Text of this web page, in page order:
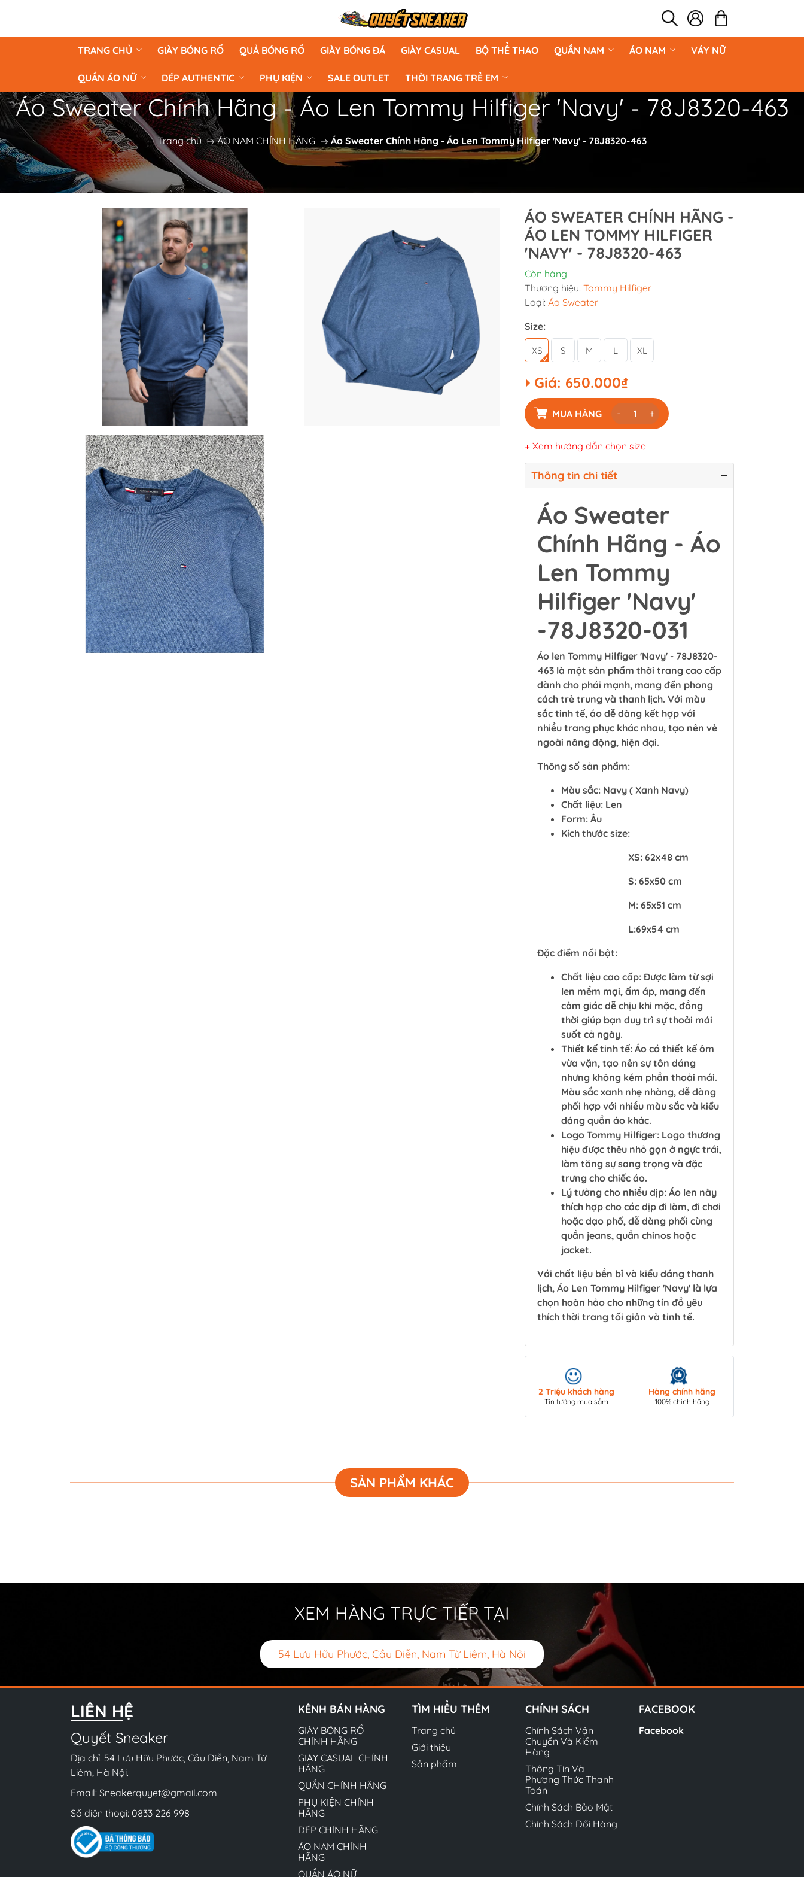
TRANG CHỦ GIÀY BÓNG RỔ QUẢ BÓNG RỔ GIÀY BÓNG ĐÁ GIÀY CASUAL BỘ THỂ THAO QUẦN NAM ÁO NAM VÁY NỮ
QUẦN ÁO NỮ DÉP AUTHENTIC PHỤ KIỆN SALE OUTLET THỜI TRANG TRẺ EM
Áo Sweater Chính Hãng - Áo Len Tommy Hilfiger 'Navy' - 78J8320-463
Trang chủ ÁO NAM CHÍNH HÃNG Áo Sweater Chính Hãng - Áo Len Tommy Hilfiger 'Navy' - 78J8320-463
ÁO SWEATER CHÍNH HÃNG -
ÁO LEN TOMMY HILFIGER
'NAVY' - 78J8320-463
Còn hàng
Thương hiệu: Tommy Hilfiger
Loại: Áo Sweater
Size:
XS S M L XL
Giá: 650.000₫
MUA HÀNG - +
+ Xem hướng dẫn chọn size
Thông tin chi tiết
Áo Sweater
Chính Hãng - Áo
Len Tommy
Hilfiger 'Navy'
-78J8320-031
Áo len Tommy Hilfiger 'Navy' - 78J8320-
463 là một sản phẩm thời trang cao cấp
dành cho phái mạnh, mang đến phong
cách trẻ trung và thanh lịch. Với màu
sắc tinh tế, áo dễ dàng kết hợp với
nhiều trang phục khác nhau, tạo nên vẻ
ngoài năng động, hiện đại.
Thông số sản phẩm:
Màu sắc: Navy ( Xanh Navy)
Chất liệu: Len
Form: Âu
Kích thước size:
XS: 62x48 cm
S: 65x50 cm
M: 65x51 cm
L:69x54 cm
Đặc điểm nổi bật:
Chất liệu cao cấp: Được làm từ sợi
len mềm mại, ấm áp, mang đến
cảm giác dễ chịu khi mặc, đồng
thời giúp bạn duy trì sự thoải mái
suốt cả ngày.
Thiết kế tinh tế: Áo có thiết kế ôm
vừa vặn, tạo nên sự tôn dáng
nhưng không kém phần thoải mái.
Màu sắc xanh nhẹ nhàng, dễ dàng
phối hợp với nhiều màu sắc và kiểu
dáng quần áo khác.
Logo Tommy Hilfiger: Logo thương
hiệu được thêu nhỏ gọn ở ngực trái,
làm tăng sự sang trọng và đặc
trưng cho chiếc áo.
Lý tưởng cho nhiều dịp: Áo len này
thích hợp cho các dịp đi làm, đi chơi
hoặc dạo phố, dễ dàng phối cùng
quần jeans, quần chinos hoặc
jacket.
Với chất liệu bền bỉ và kiểu dáng thanh
lịch, Áo Len Tommy Hilfiger 'Navy' là lựa
chọn hoàn hảo cho những tín đồ yêu
thích thời trang tối giản và tinh tế.
2 Triệu khách hàng
Tin tưởng mua sắm
Hàng chính hãng
100% chính hãng
SẢN PHẨM KHÁC
XEM HÀNG TRỰC TIẾP TẠI
54 Lưu Hữu Phước, Cầu Diễn, Nam Từ Liêm, Hà Nội
LIÊN HỆ
Quyết Sneaker
Địa chỉ: 54 Lưu Hữu Phước, Cầu Diễn, Nam Từ
Liêm, Hà Nội.
Email: Sneakerquyet@gmail.com
Số điện thoại: 0833 226 998
KÊNH BÁN HÀNG
GIÀY BÓNG RỔ
CHÍNH HÃNG
GIÀY CASUAL CHÍNH
HÃNG
QUẦN CHÍNH HÃNG
PHỤ KIỆN CHÍNH
HÃNG
DÉP CHÍNH HÃNG
ÁO NAM CHÍNH
HÃNG
QUẦN ÁO NỮ
TÌM HIỂU THÊM
Trang chủ
Giới thiệu
Sản phẩm
CHÍNH SÁCH
Chính Sách Vận
Chuyển Và Kiểm
Hàng
Thông Tin Và
Phương Thức Thanh
Toán
Chính Sách Bảo Mật
Chính Sách Đổi Hàng
FACEBOOK
Facebook